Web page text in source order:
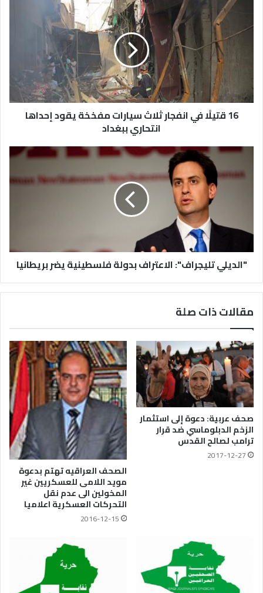
16 قتيلًا في انفجار ثلاث سيارات مفخخة يقود إحداها
انتحاري ببغداد
"الديلي تليجراف": الاعتراف بدولة فلسطينية يضر بريطانيا
مقالات ذات صلة
صحف عربية: دعوة إلى استثمار
الزخم الدبلوماسي ضد قرار
ترامب لصالح القدس
2017-12-27
الصحف العراقيه تهتم بدعوة
مويد اللامى للعسكريين غير
المخولين الى عدم نقل
التحركات العسكرية اعلاميا
2016-12-15